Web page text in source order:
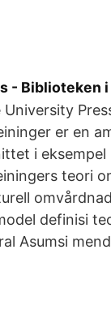
- Biblioteken
er en
i
teori
definisi
Asumsi